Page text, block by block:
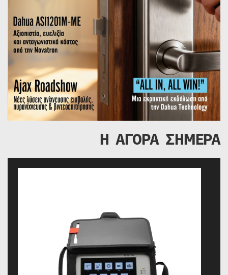
Η ΑΓΟΡΑ ΣΗΜΕΡΑ